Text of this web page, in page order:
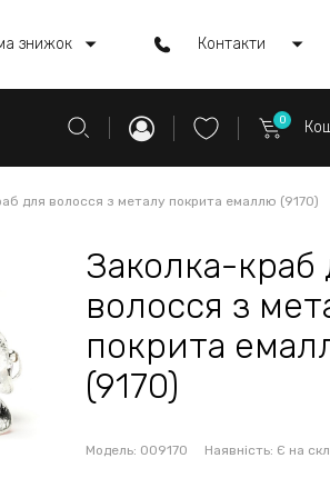
знижок Контакти
0
для волосся з металу покрита емаллю (9170)
Заколка-краб
волосся з
покрита
(9170)
Модель: 009170 Наявність: Є на